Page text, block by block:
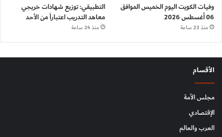
وفيات الكويت اليوم الخميس الموافق
06 أغسطس 2026
منذ 23 ساعة
التطبيقي: توزيع شهادات خريجي
معاهد التدريب اعتباراً من الأحد
منذ 24 ساعة
الأقسام
مجلس الأمة
الإقتصادي
العرب والعالم